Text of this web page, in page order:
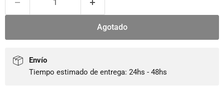
Agotado
Envío
Tiempo estimado de entrega: 24hs - 48hs